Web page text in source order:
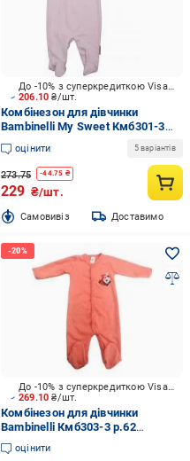
206.10₴/шт.
До -10% з суперкредиткою Visa Вигода
Комбінезон для дівчинки
Bambinelli My Sweet Кмб301-3
р.86 рожевий
оцінити 5 варіантів
273.75 -44.75 ₴
229 ₴/шт.
Cамовивіз Доставимо
269.10₴/шт.
До -10% з суперкредиткою Visa Вигода
Комбінезон для дівчинки
Bambinelli Кмб303-3 р.62
кораловий Кмб303-3
оцінити